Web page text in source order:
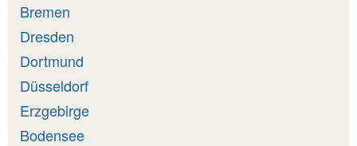
Bremen
Dresden
Dortmund
Düsseldorf
Erzgebirge
Bodensee